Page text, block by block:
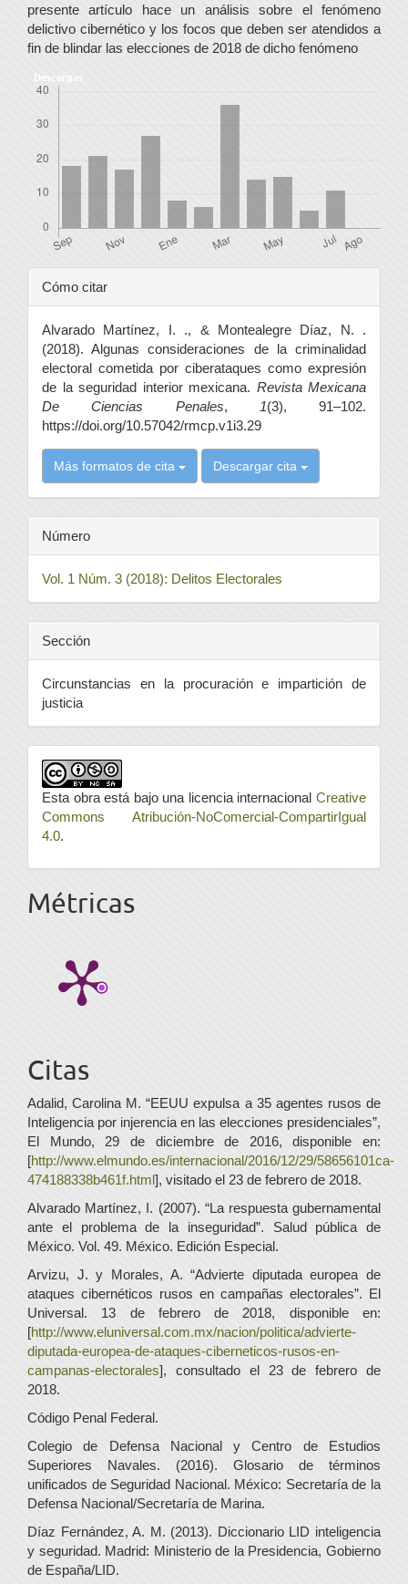
presente artículo hace un análisis sobre el fenómeno
delictivo cibernético y los focos que deben ser atendidos a
fin de blindar las elecciones de 2018 de dicho fenómeno
Descargas
Detalles
del
artículo
Cómo citar
Alvarado Martínez, I. ., & Montealegre Díaz, N. .
(2018). Algunas consideraciones de la criminalidad
electoral cometida por ciberataques como expresión
de la seguridad interior mexicana. Revista Mexicana
De Ciencias Penales, 1(3), 91–102.
https://doi.org/10.57042/rmcp.v1i3.29
Más formatos de cita Descargar cita
Número
Vol. 1 Núm. 3 (2018): Delitos Electorales
Sección
Circunstancias en la procuración e impartición de
justicia
Esta obra está bajo una licencia internacional Creative
Commons Atribución-NoComercial-CompartirIgual
4.0.
Métricas
Citas
Adalid, Carolina M. “EEUU expulsa a 35 agentes rusos de
Inteligencia por injerencia en las elecciones presidenciales”,
El Mundo, 29 de diciembre de 2016, disponible en:
[http://www.elmundo.es/internacional/2016/12/29/58656101ca-
474188338b461f.html ], visitado el 23 de febrero de 2018.
Alvarado Martínez, I. (2007). “La respuesta gubernamental
ante el problema de la inseguridad”. Salud pública de
México. Vol. 49. México. Edición Especial.
Arvizu, J. y Morales, A. “Advierte diputada europea de
ataques cibernéticos rusos en campañas electorales”. El
Universal. 13 de febrero de 2018, disponible en:
[http://www.eluniversal.com.mx/nacion/politica/advierte-
diputada-europea-de-ataques-ciberneticos-rusos-en-
campanas-electorales], consultado el 23 de febrero de
2018.
Código Penal Federal.
Colegio de Defensa Nacional y Centro de Estudios
Superiores Navales. (2016). Glosario de términos
unificados de Seguridad Nacional. México: Secretaría de la
Defensa Nacional/Secretaría de Marina.
Díaz Fernández, A. M. (2013). Diccionario LID inteligencia
y seguridad. Madrid: Ministerio de la Presidencia, Gobierno
de España/LID.